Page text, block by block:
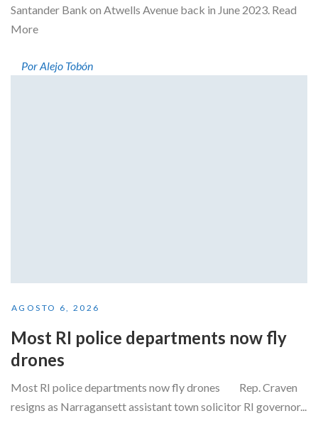
Santander Bank on Atwells Avenue back in June 2023. Read
More
Por Alejo Tobón
AGOSTO 6, 2026
Most RI police departments now fly
drones
Most RI police departments now fly drones Rep. Craven
resigns as Narragansett assistant town solicitor RI governor...